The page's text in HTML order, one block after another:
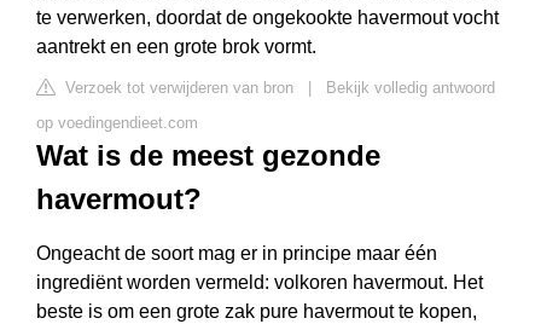
te verwerken, doordat de ongekookte havermout vocht
aantrekt en een grote brok vormt.
Verzoek tot verwijderen van bron
Bekijk volledig antwoord
op voedingendieet.com
Wat is de meest gezonde
havermout?
Ongeacht de soort mag er in principe maar één
ingrediënt worden vermeld: volkoren havermout. Het
beste is om een grote zak pure havermout te kopen,